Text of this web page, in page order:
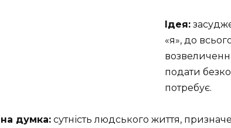
Ідея:
«я», до
подати
потребує.
думка: сутність людського життя,